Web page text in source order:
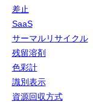
差止
SaaS
サーマルリサイクル
残留溶剤
色彩計
識別表示
資源回収方式